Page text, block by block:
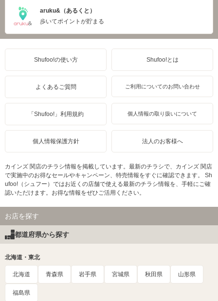
aruku&（あるくと）
歩いてポイントが貯まる
Shufoo!の使い方 Shufoo!とは
よくあるご質問 ご利用についてのお問い合わせ
「Shufoo!」利用規約 個人情報の取り扱いについて
個人情報保護方針 法人のお客様へ
カインズ 関店のチラシ情報を掲載しています。最新のチラシで、カインズ 関店
で実施中のお得なセールやキャンペーン、特売情報をすぐに確認できます。 Sh
ufoo!（シュフー）ではお近くの店舗で使える最新のチラシ情報を、手軽にご確
認いただけます。お得な情報をぜひご活用ください。
お店を探す
都道府県から探す
北海道・東北
北海道 青森県 岩手県 宮城県 秋田県 山形県
福島県